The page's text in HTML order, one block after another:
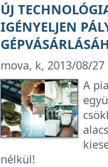
ÚJ
IGÉNYELJEN
mova, k, 2013/08/27
A
nélkül!